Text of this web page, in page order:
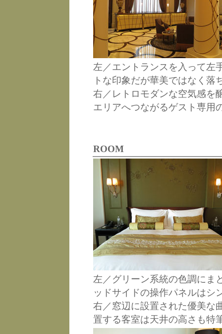
左／エントランスを入って左
トな印象だが華美ではなく落
右／レトロモダンな空気感を
エリアへつながるゲスト専用
ROOM
左／グリーン系統の色調にま
ッドサイドの操作パネルはシ
右／窓辺に設置された優美な
置する客室は天井の高さも特